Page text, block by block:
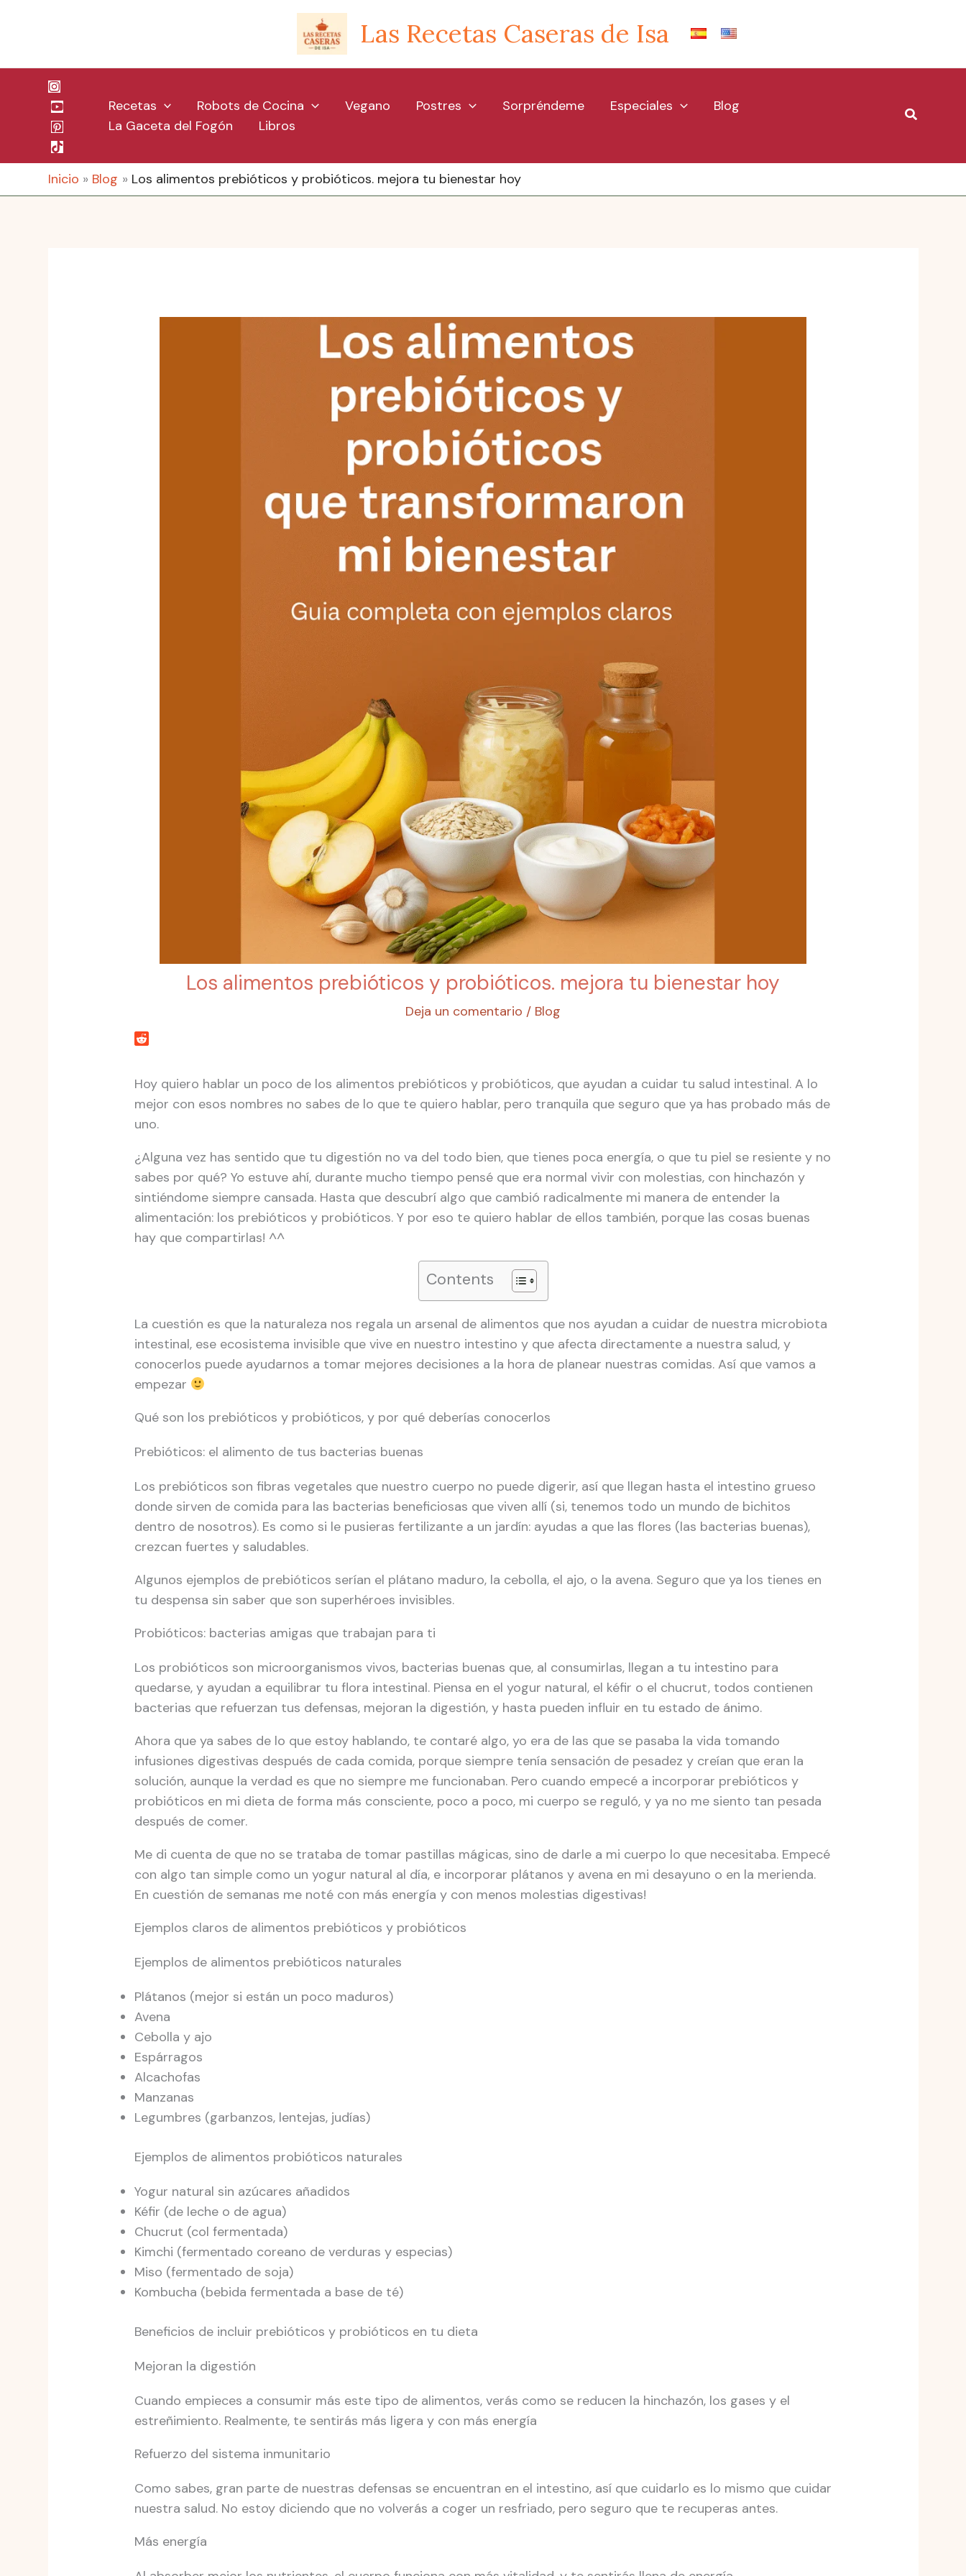
Las Recetas Caseras de Isa
Recetas Robots de Cocina Vegano Postres Sorpréndeme Especiales
Blog
La Gaceta del Fogón
Libros
Buscar
Inicio Blog Los alimentos prebióticos y probióticos. mejora tu bienestar hoy
Los alimentos prebióticos y probióticos. mejora tu bienestar hoy
Deja un comentario / Blog
Hoy quiero hablar un poco de los alimentos prebióticos y probióticos, que ayudan a cuidar tu salud intestinal. A lo
mejor con esos nombres no sabes de lo que te quiero hablar, pero tranquila que seguro que ya has probado más de
uno.
¿Alguna vez has sentido que tu digestión no va del todo bien, que tienes poca energía, o que tu piel se resiente y no
sabes por qué? Yo estuve ahí, durante mucho tiempo pensé que era normal vivir con molestias, con hinchazón y
sintiéndome siempre cansada. Hasta que descubrí algo que cambió radicalmente mi manera de entender la
alimentación: los prebióticos y probióticos. Y por eso te quiero hablar de ellos también, porque las cosas buenas
hay que compartirlas! ^^
Contents
La cuestión es que la naturaleza nos regala un arsenal de alimentos que nos ayudan a cuidar de nuestra microbiota
intestinal, ese ecosistema invisible que vive en nuestro intestino y que afecta directamente a nuestra salud, y
conocerlos puede ayudarnos a tomar mejores decisiones a la hora de planear nuestras comidas. Así que vamos a
empezar
Qué son los prebióticos y probióticos, y por qué deberías conocerlos
Prebióticos: el alimento de tus bacterias buenas
Los prebióticos son fibras vegetales que nuestro cuerpo no puede digerir, así que llegan hasta el intestino grueso
donde sirven de comida para las bacterias beneficiosas que viven allí (si, tenemos todo un mundo de bichitos
dentro de nosotros). Es como si le pusieras fertilizante a un jardín: ayudas a que las flores (las bacterias buenas),
crezcan fuertes y saludables.
Algunos ejemplos de prebióticos serían el plátano maduro, la cebolla, el ajo, o la avena. Seguro que ya los tienes en
tu despensa sin saber que son superhéroes invisibles.
Probióticos: bacterias amigas que trabajan para ti
Los probióticos son microorganismos vivos, bacterias buenas que, al consumirlas, llegan a tu intestino para
quedarse, y ayudan a equilibrar tu flora intestinal. Piensa en el yogur natural, el kéfir o el chucrut, todos contienen
bacterias que refuerzan tus defensas, mejoran la digestión, y hasta pueden influir en tu estado de ánimo.
Ahora que ya sabes de lo que estoy hablando, te contaré algo, yo era de las que se pasaba la vida tomando
infusiones digestivas después de cada comida, porque siempre tenía sensación de pesadez y creían que eran la
solución, aunque la verdad es que no siempre me funcionaban. Pero cuando empecé a incorporar prebióticos y
probióticos en mi dieta de forma más consciente, poco a poco, mi cuerpo se reguló, y ya no me siento tan pesada
después de comer.
Me di cuenta de que no se trataba de tomar pastillas mágicas, sino de darle a mi cuerpo lo que necesitaba. Empecé
con algo tan simple como un yogur natural al día, e incorporar plátanos y avena en mi desayuno o en la merienda.
En cuestión de semanas me noté con más energía y con menos molestias digestivas!
Ejemplos claros de alimentos prebióticos y probióticos
Ejemplos de alimentos prebióticos naturales
Plátanos (mejor si están un poco maduros)
Avena
Cebolla y ajo
Espárragos
Alcachofas
Manzanas
Legumbres (garbanzos, lentejas, judías)
Ejemplos de alimentos probióticos naturales
Yogur natural sin azúcares añadidos
Kéfir (de leche o de agua)
Chucrut (col fermentada)
Kimchi (fermentado coreano de verduras y especias)
Miso (fermentado de soja)
Kombucha (bebida fermentada a base de té)
Beneficios de incluir prebióticos y probióticos en tu dieta
Mejoran la digestión
Cuando empieces a consumir más este tipo de alimentos, verás como se reducen la hinchazón, los gases y el
estreñimiento. Realmente, te sentirás más ligera y con más energía
Refuerzo del sistema inmunitario
Como sabes, gran parte de nuestras defensas se encuentran en el intestino, así que cuidarlo es lo mismo que cuidar
nuestra salud. No estoy diciendo que no volverás a coger un resfriado, pero seguro que te recuperas antes.
Más energía